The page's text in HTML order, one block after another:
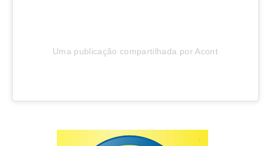
Uma publicação compartilhada por Aconteceu em